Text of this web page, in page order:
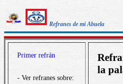
Refranes de mi Abuela
Primer refrán
- Ver refranes sobre:
la